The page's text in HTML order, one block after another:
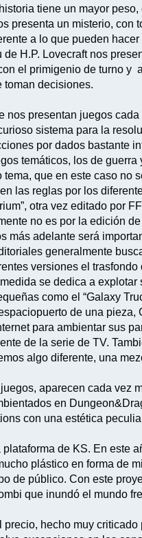
tiene un mayor
presenta un misterio,
a lo que pueden
H.P. Lovecraft nos
el primigenio de turno
toman decisiones.
presentan juegos
sistema para la
por dados bastante
temáticos, los de
que en este caso
las reglas por los
otra vez editado por
no es por la edición
más adelante será
generalmente
versiones el
se dedica a
como el “Galaxy
de una
para ambientar sus
de la serie de TV.
algo diferente, una
aparecen cada vez
en
con una estética
de KS. En este
plástico en forma de
de público. Con este
que inundó el mundo
hecho muy